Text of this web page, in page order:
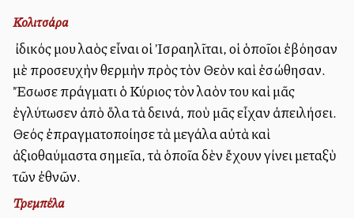
Κολιτσάρα
Ὁ ἰδικός μου λαὸς εἶναι οἱ Ἰσραηλῖται, οἱ ὁποῖοι ἐβόησαν
μὲ προσευχὴν θερμὴν πρὸς τὸν Θεὸν καὶ ἐσώθησαν.
Ἔσωσε πράγματι ὁ Κύριος τὸν λαὸν του καὶ μᾶς
ἐγλύτωσεν ἀπὸ ὅλα τὰ δεινά, ποὺ μᾶς εἶχαν ἀπειλήσει. Ὁ
Θεός ἐπραγματοποίησε τὰ μεγάλα αὐτὰ καὶ
ἀξιοθαύμαστα σημεῖα, τὰ ὁποῖα δὲν ἔχουν γίνει μεταξὺ
τῶν ἐθνῶν.
Τρεμπέλα